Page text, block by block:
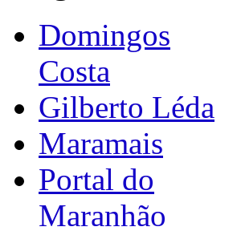
Domingos
Costa
Gilberto Léda
Maramais
Portal do
Maranhão